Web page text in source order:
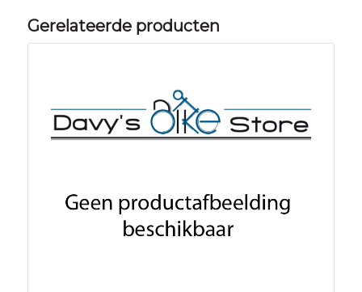
Gerelateerde producten